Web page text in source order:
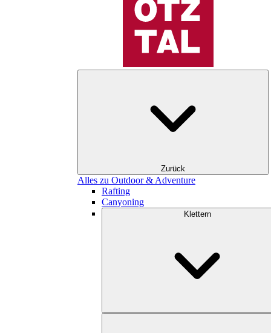
Zurück
Alles zu Outdoor & Adventure
Rafting
Canyoning
Klettern